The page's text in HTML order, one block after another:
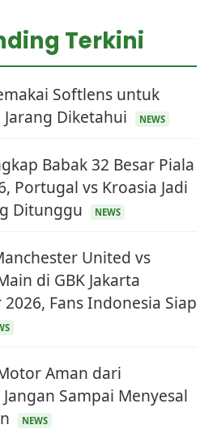
Terkini
Softlens untuk
Diketahui
NEWS
Babak 32 Besar Piala
Portugal vs Kroasia Jadi
Ditunggu
NEWS
United vs
di GBK Jakarta
Fans Indonesia Siap
Aman dari
Sampai Menyesal
NEWS